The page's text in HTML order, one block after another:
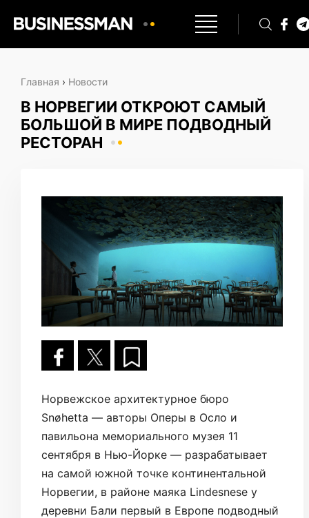
Главная › Новости
В НОРВЕГИИ ОТКРОЮТ САМЫЙ
БОЛЬШОЙ В МИРЕ ПОДВОДНЫЙ
РЕСТОРАН
Норвежское архитектурное бюро
Snøhetta — авторы Оперы в Осло и
павильона мемориального музея 11
сентября в Нью-Йорке — разрабатывает
на самой южной точке континентальной
Норвегии, в районе маяка Lindesnese у
деревни Бали первый в Европе подводный